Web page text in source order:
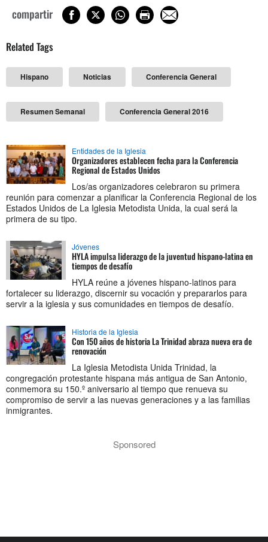
compartir
Related Tags
Hispano Noticias Conferencia General
Resumen Semanal Conferencia General 2016
Entidades de la Iglesia
Organizadores establecen fecha para la Conferencia
Regional de Estados Unidos
Los/as organizadores celebraron su primera
reunión para comenzar a planificar la Conferencia Regional de los
Estados Unidos de La Iglesia Metodista Unida, la cual será la
primera de su tipo.
Jóvenes
HYLA impulsa liderazgo de la juventud hispano-latina en
tiempos de desafío
HYLA reúne a jóvenes hispano-latinos para
fortalecer su liderazgo, discernir su vocación y prepararlos para
servir a la iglesia y sus comunidades en tiempos de desafío.
Historia de la Iglesia
Con 150 años de historia La Trinidad abraza nueva era de
renovación
La Iglesia Metodista Unida Trinidad, la
congregación protestante hispana más antigua de San Antonio,
conmemora su 150.º aniversario al tiempo que renueva su
compromiso de servir a las nuevas generaciones y a las familias
inmigrantes.
Sponsored